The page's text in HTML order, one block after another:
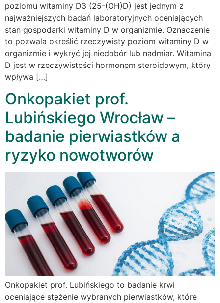
poziomu witaminy D3 (25-(OH)D) jest jednym z
najważniejszych badań laboratoryjnych oceniających
stan gospodarki witaminy D w organizmie. Oznaczenie
to pozwala określić rzeczywisty poziom witaminy D w
organizmie i wykryć jej niedobór lub nadmiar. Witamina
D jest w rzeczywistości hormonem steroidowym, który
wpływa […]
Onkopakiet prof.
Lubińskiego Wrocław –
badanie pierwiastków a
ryzyko nowotworów
Onkopakiet prof. Lubińskiego to badanie krwi
oceniające stężenie wybranych pierwiastków, które